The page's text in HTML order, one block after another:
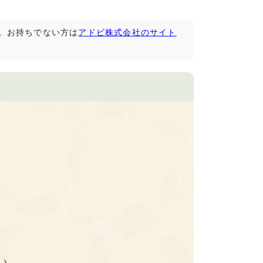
お持ちでない方はアドビ株式会社のサイト